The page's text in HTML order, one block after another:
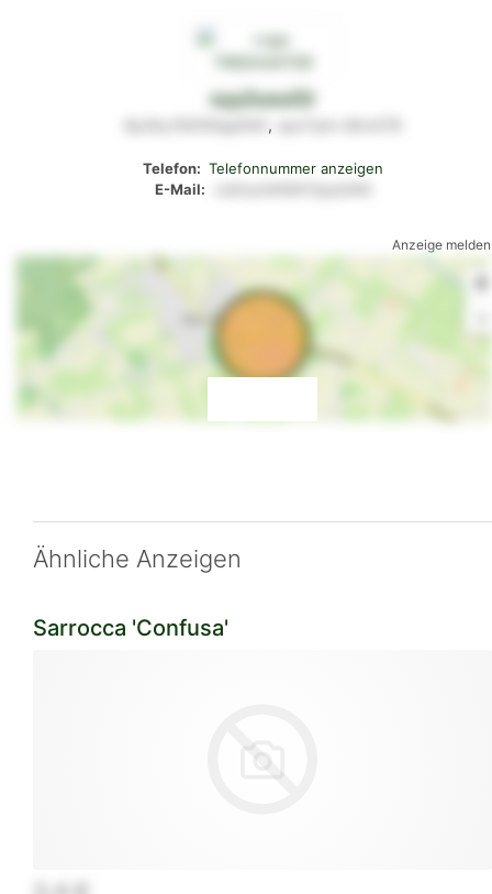
Ähnliche Anzeigen
Sarrocca 'Confusa'
oyy2usul2r
,
Telefon: Telefonnummer anzeigen
E-Mail:
Anzeige melden
+